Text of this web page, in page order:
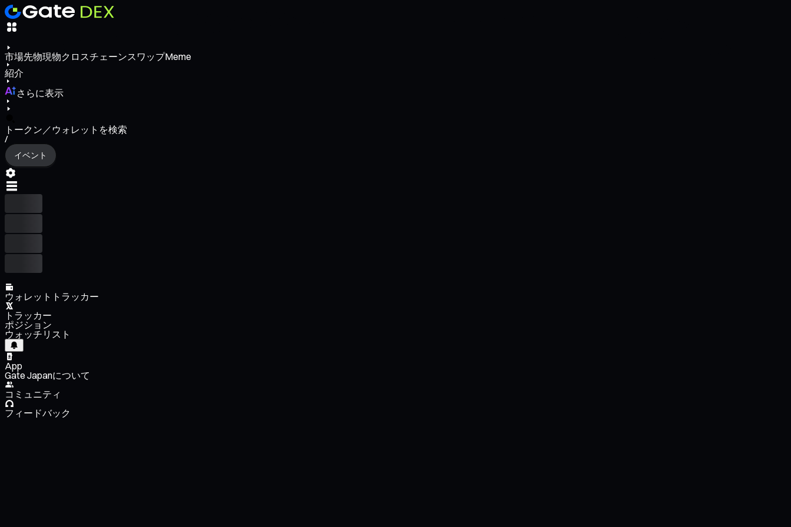
市場先物現物クロスチェーンスワップMeme
紹介
さらに表示
トークン／ウォレットを検索
/
イベント
ウォレットトラッカー
トラッカー
ポジション
ウォッチリスト
App
Gate Japanについて
コミュニティ
フィードバック